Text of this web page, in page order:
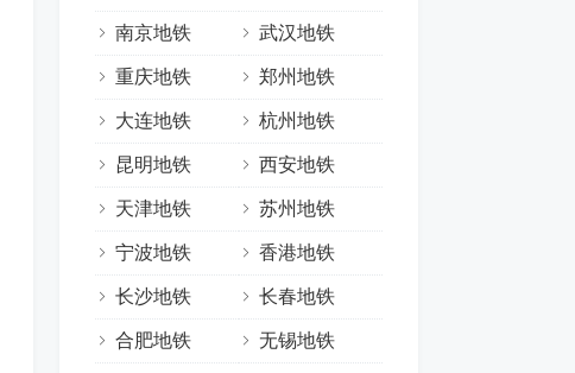
南京地铁 武汉地铁
重庆地铁 郑州地铁
大连地铁 杭州地铁
昆明地铁 西安地铁
天津地铁 苏州地铁
宁波地铁 香港地铁
长沙地铁 长春地铁
合肥地铁 无锡地铁